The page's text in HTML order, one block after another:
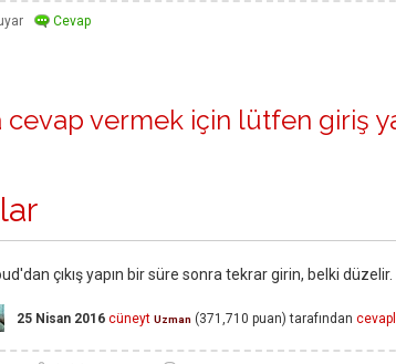
cevap vermek için lütfen giriş
çıkış yapın bir süre sonra tekrar girin, belki düzelir.
25 Nisan 2016 cüneyt Uzman (371,710 puan) tarafından